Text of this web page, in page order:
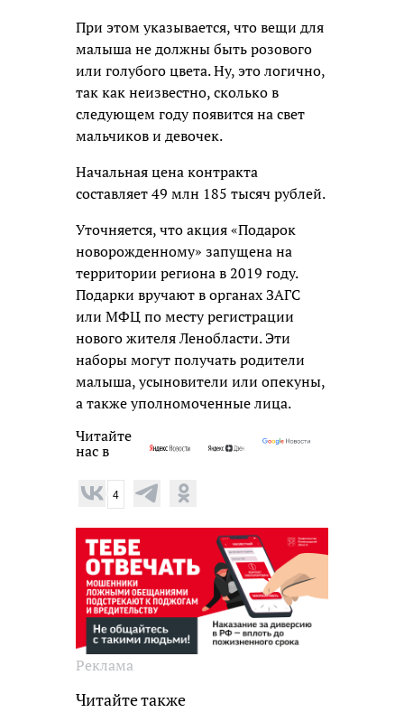
При этом указывается, что вещи для
малыша не должны быть розового
или голубого цвета. Ну, это логично,
так как неизвестно, сколько в
следующем году появится на свет
мальчиков и девочек.
Начальная цена контракта
составляет 49 млн 185 тысяч рублей.
Уточняется, что акция «Подарок
новорожденному» запущена на
территории региона в 2019 году.
Подарки вручают в органах ЗАГС
или МФЦ по месту регистрации
нового жителя Ленобласти. Эти
наборы могут получать родители
малыша, усыновители или опекуны,
а также уполномоченные лица.
Читайте
нас в
4
Реклама
Читайте также